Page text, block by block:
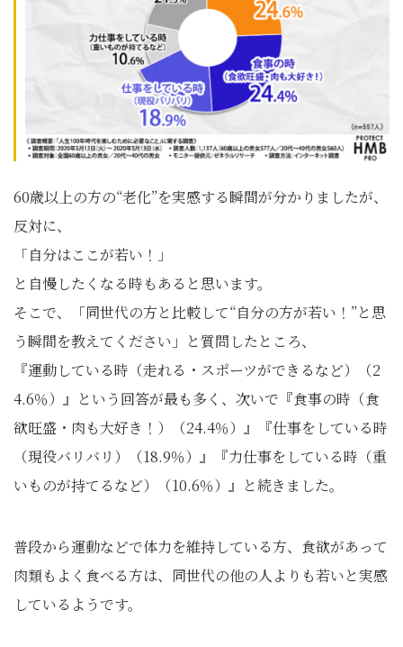
60歳以上の方の“老化”を実感する瞬間が分かりましたが、
反対に、
「自分はここが若い！」
と自慢したくなる時もあると思います。
そこで、「同世代の方と比較して“自分の方が若い！”と思
う瞬間を教えてください」と質問したところ、
『運動している時（走れる・スポーツができるなど）（2
4.6％）』という回答が最も多く、次いで『食事の時（食
欲旺盛・肉も大好き！）（24.4％）』『仕事をしている時
（現役バリバリ）（18.9％）』『力仕事をしている時（重
いものが持てるなど）（10.6％）』と続きました。
普段から運動などで体力を維持している方、食欲があって
肉類もよく食べる方は、同世代の他の人よりも若いと実感
しているようです。